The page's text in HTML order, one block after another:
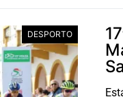
DESPORTO